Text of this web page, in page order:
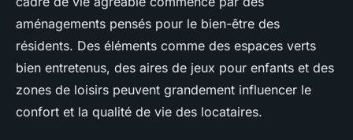
aménagements pensés pour le bien-être des
résidents. Des éléments comme des espaces verts
bien entretenus, des aires de jeux pour enfants et des
zones de loisirs peuvent grandement influencer le
confort et la qualité de vie des locataires.